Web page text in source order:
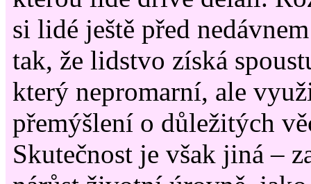
si lidé ještě před
tak, že lidstvo získá
který nepromarní, ale
přemýšlení o důležitých
Skutečnost je však jiná –